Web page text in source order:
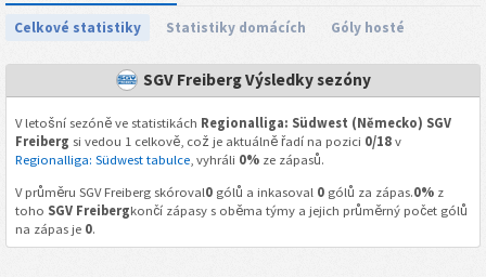
Celkové statistiky Statistiky domácích Góly hosté
SGV Freiberg Výsledky sezóny
V letošní sezóně ve statistikách Regionalliga: Südwest (Německo) SGV
Freiberg si vedou 1 celkově, což je aktuálně řadí na pozici 0/18v
Regionalliga: Südwest tabulce, vyhráli 0%ze zápasů.
V průměru SGV Freiberg skóroval0gólů a inkasoval 0gólů za zápas.0%z
toho SGV Freibergkončí zápasy s oběma týmy a jejich průměrný počet gólů
na zápas je 0.